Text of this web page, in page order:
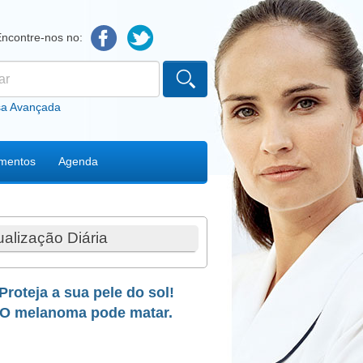
nos no:
de procura
Avançada
Agenda
Diária
Proteja a sua pele do sol!
O melanoma pode matar.